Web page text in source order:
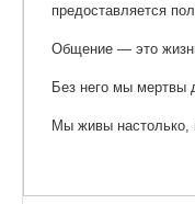
предоставляется
Общение — это
Без него мы мертвы
Мы живы настолько,